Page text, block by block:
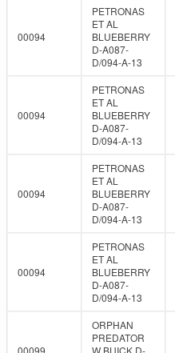
00094
PETRONAS
ET AL
BLUEBERRY
D-A087-
D/094-A-13
00094
PETRONAS
ET AL
BLUEBERRY
D-A087-
D/094-A-13
00094
PETRONAS
ET AL
BLUEBERRY
D-A087-
D/094-A-13
00094
PETRONAS
ET AL
BLUEBERRY
D-A087-
D/094-A-13
00099
ORPHAN
PREDATOR
W BUICK D-